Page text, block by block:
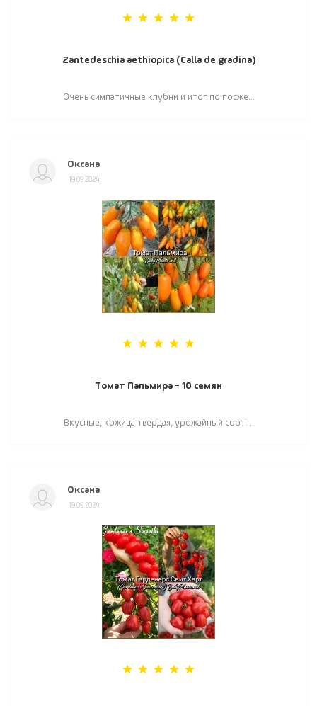
Zantedeschia aethiopica (Calla de gradina)
Очень симпатичные клубни и итог по посже...
Оксана
19.09.2024
Томат Пальмира - 10 семян
Вкусные, кожица твердая, урожайный сорт. ..
Оксана
19.09.2024